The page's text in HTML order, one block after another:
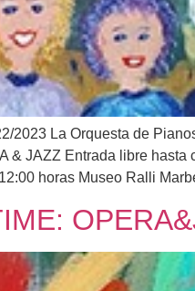
2023 La Orquesta de
& JAZZ Entrada libre
horas Museo Ralli